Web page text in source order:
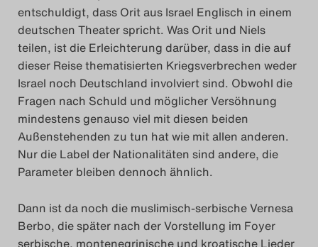
entschuldigt, dass Orit aus Israel Englisch in einem
deutschen Theater spricht. Was Orit und Niels
teilen, ist die Erleichterung darüber, dass in die auf
dieser Reise thematisierten Kriegsverbrechen weder
Israel noch Deutschland involviert sind. Obwohl die
Fragen nach Schuld und möglicher Versöhnung
mindestens genauso viel mit diesen beiden
Außenstehenden zu tun hat wie mit allen anderen.
Nur die Label der Nationalitäten sind andere, die
Parameter bleiben dennoch ähnlich.
Dann ist da noch die muslimisch-serbische Vernesa
Berbo, die später nach der Vorstellung im Foyer
serbische, montenegrinische und kroatische Lieder